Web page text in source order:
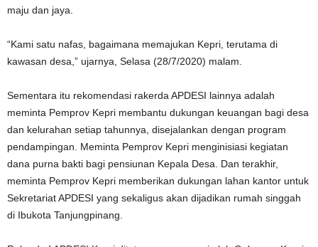
maju dan jaya.
“Kami satu nafas, bagaimana memajukan Kepri, terutama di
kawasan desa,” ujarnya, Selasa (28/7/2020) malam.
Sementara itu rekomendasi rakerda APDESI lainnya adalah
meminta Pemprov Kepri membantu dukungan keuangan bagi desa
dan kelurahan setiap tahunnya, disejalankan dengan program
pendampingan. Meminta Pemprov Kepri menginisiasi kegiatan
dana purna bakti bagi pensiunan Kepala Desa. Dan terakhir,
meminta Pemprov Kepri memberikan dukungan lahan kantor untuk
Sekretariat APDESI yang sekaligus akan dijadikan rumah singgah
di Ibukota Tanjungpinang.